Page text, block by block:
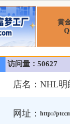
黄
访问量：50627
店名： NHL明
网址： http://